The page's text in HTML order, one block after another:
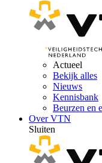
Actueel
Bekijk alles
Nieuws
Kennisbank
Beurzen en
Over VTN
Sluiten